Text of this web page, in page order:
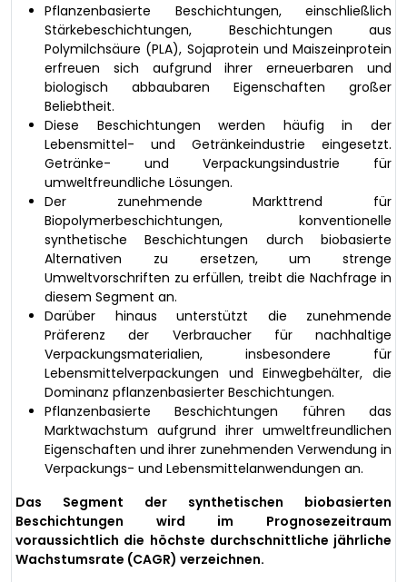
Pflanzenbasierte Beschichtungen, einschließlich
Stärkebeschichtungen, Beschichtungen aus
Polymilchsäure (PLA), Sojaprotein und Maiszeinprotein
erfreuen sich aufgrund ihrer erneuerbaren und
biologisch abbaubaren Eigenschaften großer
Beliebtheit.
Diese Beschichtungen werden häufig in der
Lebensmittel- und Getränkeindustrie eingesetzt.
Getränke- und Verpackungsindustrie für
umweltfreundliche Lösungen.
Der zunehmende Markttrend für
Biopolymerbeschichtungen, konventionelle
synthetische Beschichtungen durch biobasierte
Alternativen zu ersetzen, um strenge
Umweltvorschriften zu erfüllen, treibt die Nachfrage in
diesem Segment an.
Darüber hinaus unterstützt die zunehmende
Präferenz der Verbraucher für nachhaltige
Verpackungsmaterialien, insbesondere für
Lebensmittelverpackungen und Einwegbehälter, die
Dominanz pflanzenbasierter Beschichtungen.
Pflanzenbasierte Beschichtungen führen das
Marktwachstum aufgrund ihrer umweltfreundlichen
Eigenschaften und ihrer zunehmenden Verwendung in
Verpackungs- und Lebensmittelanwendungen an.
Das Segment der synthetischen biobasierten
Beschichtungen wird im Prognosezeitraum
voraussichtlich die höchste durchschnittliche jährliche
Wachstumsrate (CAGR) verzeichnen.